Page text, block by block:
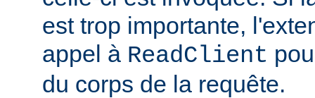
est trop importante,
appel à ReadClient
du corps de la requête.